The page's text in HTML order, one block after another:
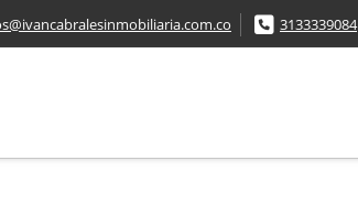
3133339084